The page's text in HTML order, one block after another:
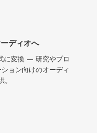
ディオへ
に変換 — 研究やプロ
ョン向けのオーディ